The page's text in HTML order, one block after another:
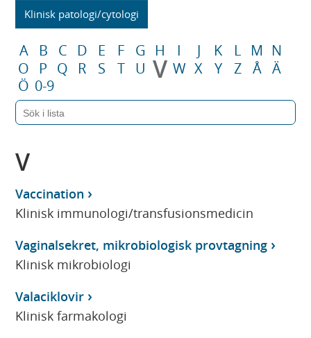
Klinisk patologi/cytologi
A B C D E F G H I J K L M N
O
P Q R S T U V W X Y Z Å Ä
Ö 0-9
V
Vaccination
Klinisk immunologi/transfusionsmedicin
Vaginalsekret, mikrobiologisk provtagning
Klinisk mikrobiologi
Valaciklovir
Klinisk farmakologi